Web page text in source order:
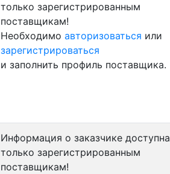
только зарегистрированным
поставщикам!
Необходимо авторизоваться или
зарегистрироваться
и заполнить профиль поставщика.
Информация о заказчике доступна
только зарегистрированным
поставщикам!